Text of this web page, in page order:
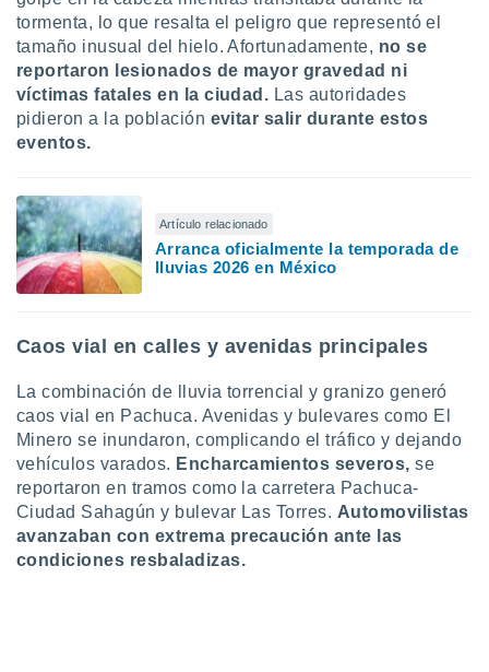
un
o acceder
datos
utilizar
crear un
la
medir el
del
de
o a través
de
de
tormenta, lo que resalta el peligro que representó el
tamaño inusual del hielo. Afortunadamente, no se
reportaron lesionados de mayor gravedad ni
víctimas fatales en la ciudad. Las autoridades
pidieron a la población evitar salir durante estos
eventos.
Artículo relacionado
Arranca oficialmente la temporada de
lluvias 2026 en México
Caos vial en calles y avenidas principales
La combinación de lluvia torrencial y granizo generó
caos vial en Pachuca. Avenidas y bulevares como El
Minero se inundaron, complicando el tráfico y dejando
vehículos varados. Encharcamientos severos, se
reportaron en tramos como la carretera Pachuca-
Ciudad Sahagún y bulevar Las Torres. Automovilistas
avanzaban con extrema precaución ante las
condiciones resbaladizas.